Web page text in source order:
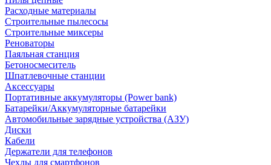
Расходные материалы
Строительные пылесосы
Строительные миксеры
Реноваторы
Паяльная станция
Бетоносмеситель
Шпатлевочные станции
Аксессуары
Портативные аккумуляторы (Power bank)
Батарейки/Аккумуляторные батарейки
Автомобильные зарядные устройства (АЗУ)
Диски
Кабели
Держатели для телефонов
Чехлы для смартфонов